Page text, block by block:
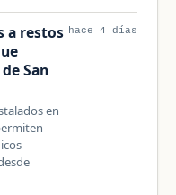
a restos
San
en
hace 4 días